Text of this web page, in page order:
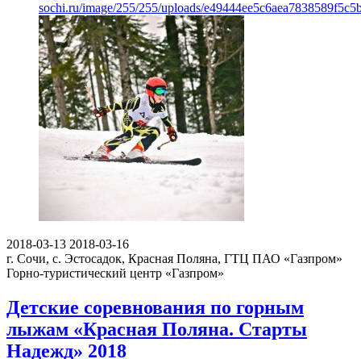
sochi.ru/image/255/255/uploads/
2018-03-13 2018-03-16
г. Сочи, с. Эстосадок, Красная Поляна, ГТЦ ПАО «Газпром»
Горно-туристический центр «Газпром»
Детские соревнования по горным
лыжам «Красная Поляна. Старты
Надежд» 2018